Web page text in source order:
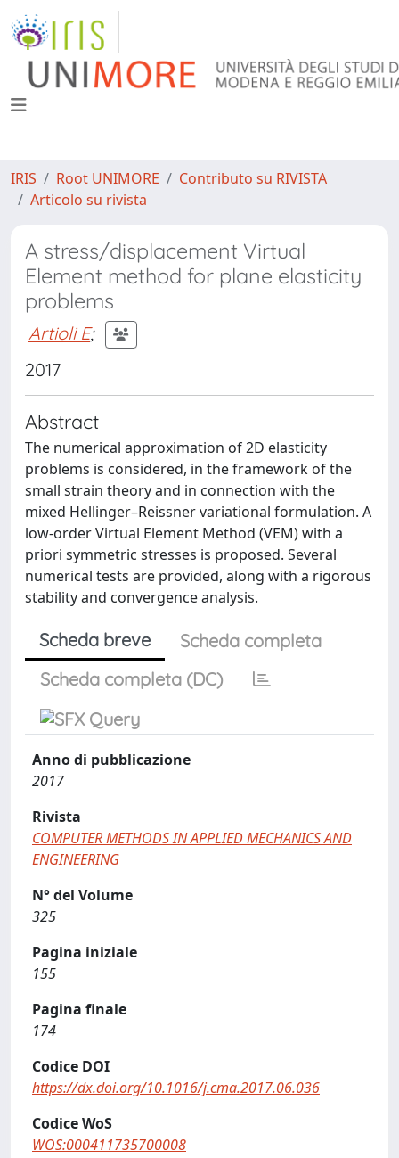
IRIS Root UNIMORE
Contributo su RIVISTA
Articolo su rivista
A stress/displacement Virtual
Element method for plane elasticity
problems
Artioli E;
2017
Abstract
The numerical approximation of 2D elasticity
problems is considered, in the framework of the
small strain theory and in connection with the
mixed Hellinger–Reissner variational formulation. A
low-order Virtual Element Method (VEM) with a
priori symmetric stresses is proposed. Several
numerical tests are provided, along with a rigorous
stability and convergence analysis.
Scheda breve
Scheda completa
Scheda completa (DC)
Anno di pubblicazione
2017
Rivista
COMPUTER METHODS IN APPLIED MECHANICS AND
ENGINEERING
N° del Volume
325
Pagina iniziale
155
Pagina finale
174
Codice DOI
https://dx.doi.org/10.1016/j.cma.2017.06.036
Codice WoS
WOS:000411735700008